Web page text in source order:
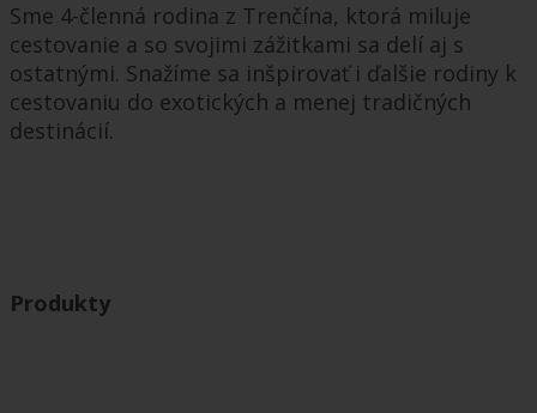
Sme 4-členná rodina z Trenčína, ktorá miluje
cestovanie a so svojimi zážitkami sa delí aj s
ostatnými. Snažíme sa inšpirovať i ďalšie rodiny k
cestovaniu do exotických a menej tradičných
destinácií.
Produkty